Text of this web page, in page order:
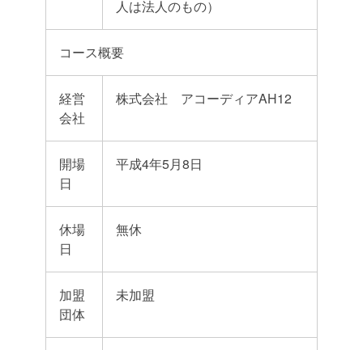
人は法人のもの）
コース概要
経営
会社
株式会社 アコーディアAH12
開場
日
平成4年5月8日
休場
日
無休
加盟
団体
未加盟